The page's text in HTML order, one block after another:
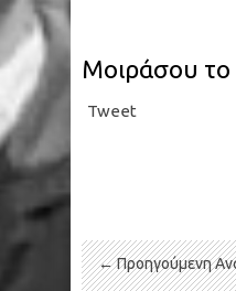
Μοιράσου το
Tweet
← Προηγούμενη